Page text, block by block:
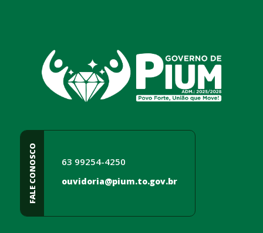
FALE CONOSCO 63 99254-4250
ouvidoria@pium.to.gov.br